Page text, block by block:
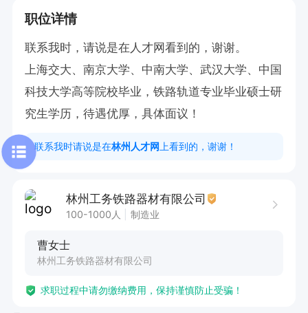
职位详情
联系我时，请说是在人才网看到的，谢谢。
上海交大、南京大学、中南大学、武汉大学、中国
科技大学高等院校毕业，铁路轨道专业毕业硕士研
究生学历，待遇优厚，具体面议！
联系我时请说是在林州人才网 上看到的，谢谢！
林州工务铁路器材有限公司
100-1000人 制造业
曹女士
林州工务铁路器材有限公司
求职过程中请勿缴纳费用，保持谨慎防止受骗！